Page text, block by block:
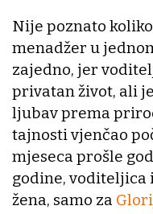
Nije poznato
menadžer u
zajedno, jer
privatan život, ali
ljubav prema
tajnosti vjenčao
mjeseca prošle
godine, voditeljica
žena, samo za